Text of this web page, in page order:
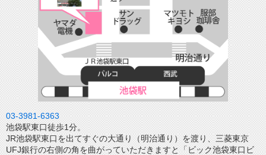
03-3981-6363
池袋駅東口徒歩1分。
JR池袋駅東口を出てすぐの大通り（明治通り）を渡り、三菱東京
UFJ銀行の右側の角を曲がっていただきますと「ビック池袋東口ビ